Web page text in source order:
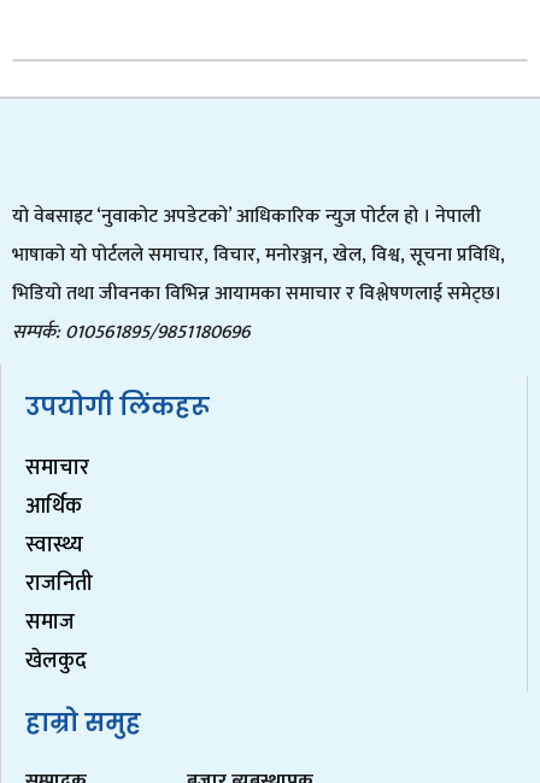
यो वेबसाइट ‘नुवाकोट अपडेटको’ आधिकारिक न्युज पोर्टल हो । नेपाली
भाषाको यो पोर्टलले समाचार, विचार, मनोरञ्जन, खेल, विश्व, सूचना प्रविधि,
भिडियो तथा जीवनका विभिन्न आयामका समाचार र विश्लेषणलाई समेट्छ।
सम्पर्क: 010561895/9851180696
उपयोगी लिंकहरू
समाचार
आर्थिक
स्वास्थ्य
राजनिती
समाज
खेलकुद
हाम्रो समुह